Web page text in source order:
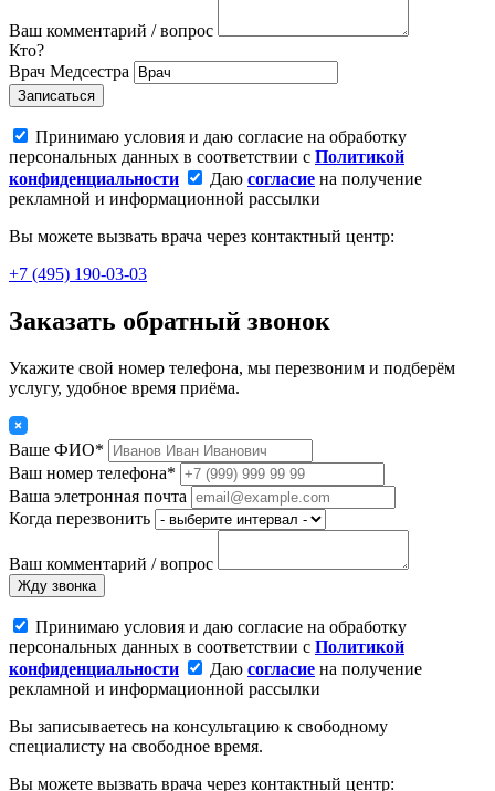
Ваш комментарий / вопрос
Кто?
Врач Медсестра
Записаться
Принимаю условия и даю согласие на обработку
персональных данных в соответствии с Политикой
конфиденциальности
Даю согласие на получение
рекламной и информационной рассылки
Вы можете вызвать врача через контактный центр:
+7 (495) 190-03-03
Заказать обратный звонок
Укажите свой номер телефона, мы перезвоним и подберём
услугу, удобное время приёма.
Ваше ФИО*
Ваш номер телефона*
Ваша элетронная почта
Когда перезвонить
Ваш комментарий / вопрос
Жду звонка
Принимаю условия и даю согласие на обработку
персональных данных в соответствии с Политикой
конфиденциальности
Даю согласие на получение
рекламной и информационной рассылки
Вы записываетесь на консультацию к свободному
специалисту на свободное время.
Вы можете вызвать врача через контактный центр: